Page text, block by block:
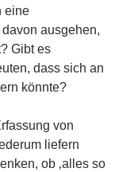
eine
davon ausgehen,
Gibt es
dass sich an
könnte?
von
liefern
ob ‚alles so